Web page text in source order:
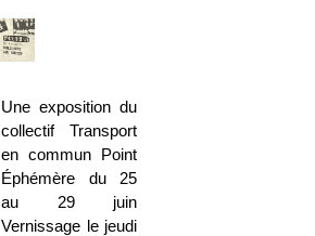
Une exposition du
collectif Transport
en commun Point
Éphémère du 25
au 29 juin
Vernissage le jeudi